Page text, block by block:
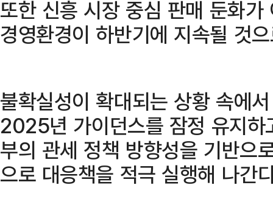
또한 신흥 시장 중심 판매 둔화
경영환경이 하반기에 지속될 것
불확실성이 확대되는 상황 속에
2025년 가이던스를 잠정 유지
부의 관세 정책 방향성을 기반으
으로 대응책을 적극 실행해 나간